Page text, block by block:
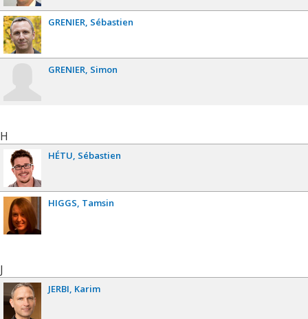
GRENIER Sébastien
GRENIER Simon
H
HÉTU Sébastien
HIGGS Tamsin
J
JERBI Karim